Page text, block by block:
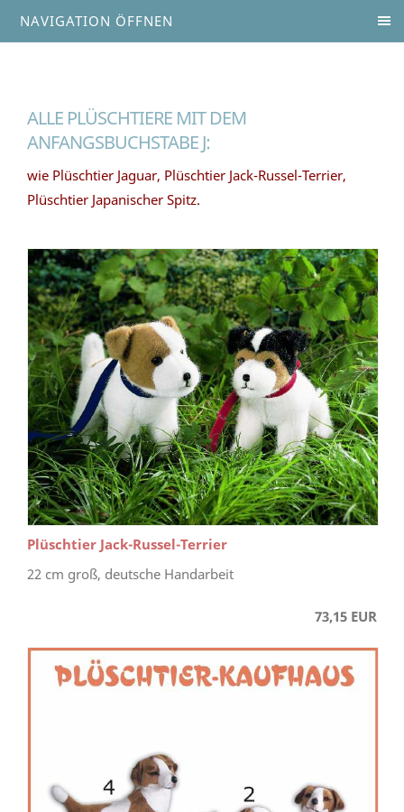
NAVIGATION ÖFFNEN
ALLE PLÜSCHTIERE MIT DEM
ANFANGSBUCHSTABE J:
wie Plüschtier Jaguar, Plüschtier Jack-Russel-Terrier,
Plüschtier Japanischer Spitz.
Plüschtier Jack-Russel-Terrier
22 cm groß, deutsche Handarbeit
73,15 EUR